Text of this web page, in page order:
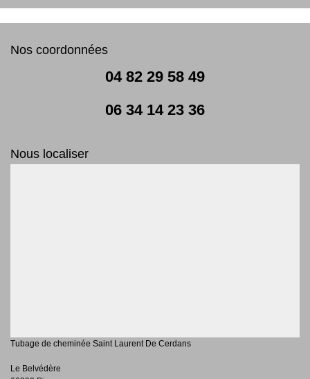
Nos coordonnées
04 82 29 58 49
06 34 14 23 36
Nous localiser
Tubage de cheminée Saint Laurent De Cerdans
Le Belvédère